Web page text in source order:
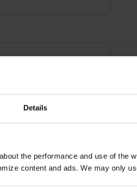
Details
the performance and use of the
content and ads. We may only